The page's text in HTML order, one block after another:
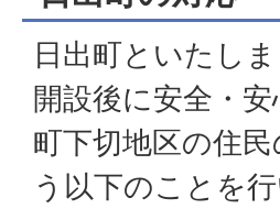
日出町といたし
開設後に安全・
町下切地区の住
う以下のことを行